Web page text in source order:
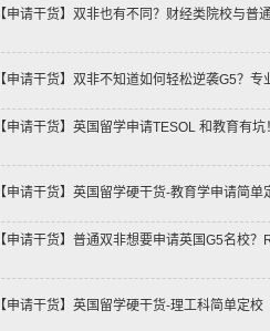
【申请干货】双非也有不同？财经类院校与普
【申请干货】双非不知道如何轻松逆袭G5？
【申请干货】英国留学申请TESOL 和教育有
【申请干货】英国留学硬干货-教育学申请简
【申请干货】普通双非想要申请英国G5名校
【申请干货】英国留学硬干货-理工科简单定校